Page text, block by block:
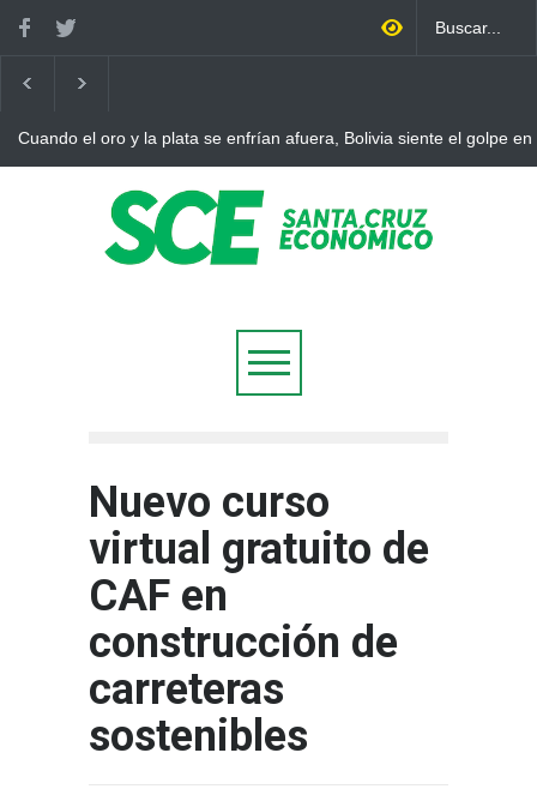
Cuando el oro y la plata se enfrían afuera, Bolivia siente el golpe en
Nuevo curso
virtual gratuito de
CAF en
construcción de
carreteras
sostenibles